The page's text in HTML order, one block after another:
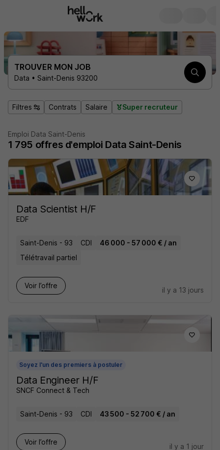
TROUVER MON JOB
Data • Saint-Denis 93200
Filtres Contrats Salaire Super recruteur
Emploi Data Saint-Denis
1 795 offres d'emploi Data Saint-Denis
Data Scientist H/F
EDF
Saint-Denis - 93 CDI
46 000 - 57 000 € / an
Télétravail partiel
Voir l’offre
il y a 13 jours
Soyez l'un des premiers à postuler
Data Engineer H/F
SNCF Connect & Tech
Saint-Denis - 93 CDI 43 500 - 52 700 € / an
Voir l’offre
il y a 1 jour